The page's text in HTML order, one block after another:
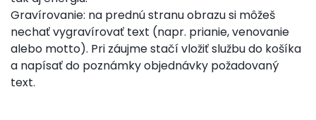
Gravírovanie: na prednú stranu obrazu si môžeš
nechať vygravírovať text (napr. prianie, venovanie
alebo motto). Pri záujme stačí vložiť službu do košíka
a napísať do poznámky objednávky požadovaný
text.